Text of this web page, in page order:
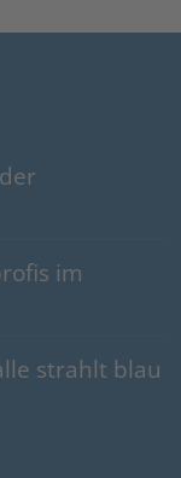
im
strahlt blau